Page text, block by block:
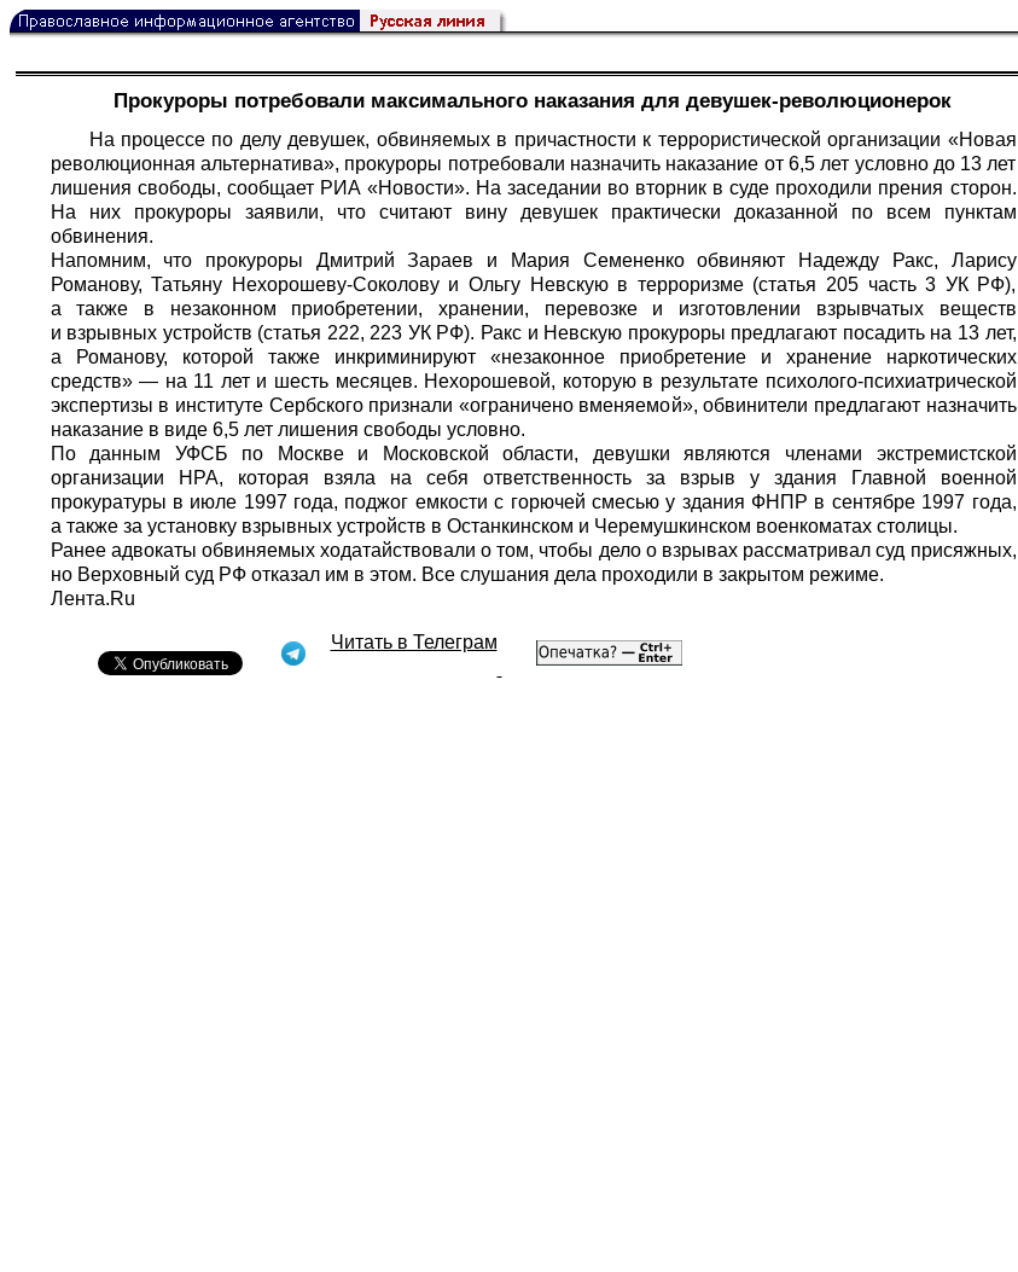
Прокуроры потребовали максимального наказания для девушек-революционерок
На процессе по делу девушек, обвиняемых в причастности к террористической организации «Новая
революционная альтернатива», прокуроры потребовали назначить наказание от 6,5 лет условно до 13 лет
лишения свободы, сообщает РИА «Новости». На заседании во вторник в суде проходили прения сторон.
На них прокуроры заявили, что считают вину девушек практически доказанной по всем пунктам
обвинения.
Напомним, что прокуроры Дмитрий Зараев и Мария Семененко обвиняют Надежду Ракс, Ларису
Романову, Татьяну Нехорошеву-Соколову и Ольгу Невскую в терроризме (статья 205 часть 3 УК РФ),
а также в незаконном приобретении, хранении, перевозке и изготовлении взрывчатых веществ
и взрывных устройств (статья 222, 223 УК РФ). Ракс и Невскую прокуроры предлагают посадить на 13 лет,
а Романову, которой также инкриминируют «незаконное приобретение и хранение наркотических
средств» — на 11 лет и шесть месяцев. Нехорошевой, которую в результате психолого-психиатрической
экспертизы в институте Сербского признали «ограничено вменяемой», обвинители предлагают назначить
наказание в виде 6,5 лет лишения свободы условно.
По данным УФСБ по Москве и Московской области, девушки являются членами экстремистской
организации НРА, которая взяла на себя ответственность за взрыв у здания Главной военной
прокуратуры в июле 1997 года, поджог емкости с горючей смесью у здания ФНПР в сентябре 1997 года,
а также за установку взрывных устройств в Останкинском и Черемушкинском военкоматах столицы.
Ранее адвокаты обвиняемых ходатайствовали о том, чтобы дело о взрывах рассматривал суд присяжных,
но Верховный суд РФ отказал им в этом. Все слушания дела проходили в закрытом режиме.
Лента.Ru
Читать в Телеграм